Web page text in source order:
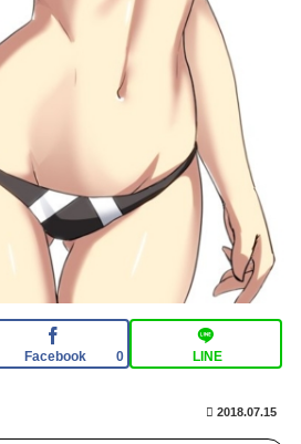
快楽責めしたいｗｗｗｗｗ
Facebook 0 LINE
2018.07.15